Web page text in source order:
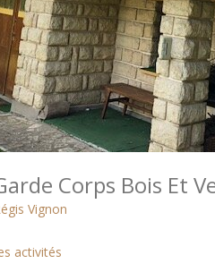
Corps Bois Et
Vignon
activités